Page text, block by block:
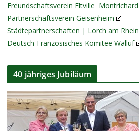
Freundschaftsverein Eltville−Montrichard
Partnerschaftsverein Geisenheim
Städtepartnerschaften | Lorch am Rhein
Deutsch-Französisches Komitee Walluf
40 jähriges Jubiläum